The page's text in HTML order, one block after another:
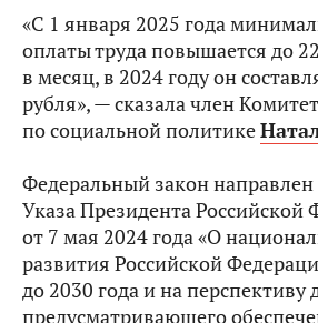
«С 1 января 2025 года
оплаты труда повышается до
в месяц, в 2024 году он
рубля», — сказала член
по социальной политике
Федеральный закон
Указа Президента Российской
от 7 мая 2024 года «О
развития Российской
до 2030 года и на перспективу
предусматривающего